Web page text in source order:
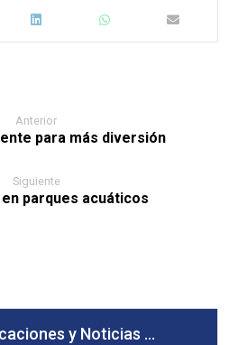
Anterior
para más diversión
Siguiente
en parques acuáticos
y Noticias ...